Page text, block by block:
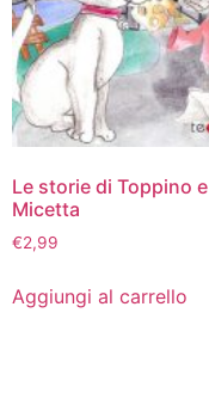
Le storie di Toppino e
Micetta
€2,99
Aggiungi al carrello